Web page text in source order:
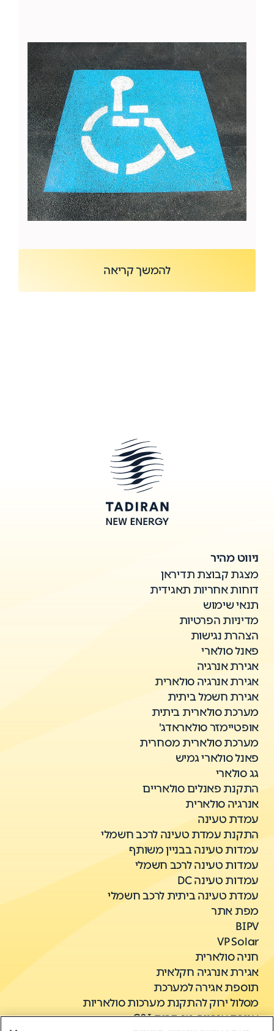
להמשך קריאה
ניווט מהיר
מצגת קבוצת תדיראן
דוחות אחריות תאגידית
תנאי שימוש
מדיניות הפרטיות
הצהרת נגישות
פאנל סולארי
אגירת אנרגיה
אגירת אנרגיה סולארית
אגירת חשמל ביתית
מערכת סולארית ביתית
אופטיימזר סולאראדג'
מערכת סולארית מסחרית
פאנל סולארי גמיש
גג סולארי
התקנת פאנלים סולאריים
אנרגיה סולארית
עמדת טעינה
התקנת עמדת טעינה לרכב חשמלי
עמדות טעינה בבניין משותף
עמדות טעינה לרכב חשמלי
עמדות טעינה DC
עמדת טעינה ביתית לרכב חשמלי
מפת אתר
BIPV
VP Solar
חניה סולארית
אגירת אנרגיה חקלאית
תוספת אגירה למערכת
מסלול ירוק להתקנת מערכות סולאריות
אגירת אנרגיה מסחרית C&I